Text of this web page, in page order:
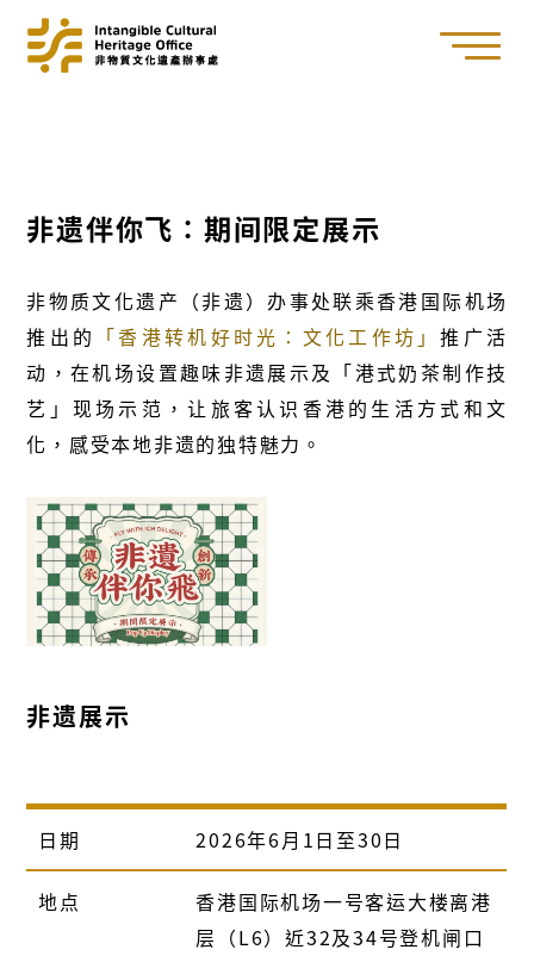
非遗伴你飞∶期间限定展示
非物质文化遗产（非遗）办事处联乘香港国际机场
推出的 「香港转机好时光∶文化工作坊」推广活
动，在机场设置趣味非遗展示及「港式奶茶制作技
艺」现场示范，让旅客认识香港的生活方式和文
化，感受本地非遗的独特魅力。
非遗展示
日期 2026年6月1日至30日
地点
香港国际机场一号客运大楼离港
层（L6）近32及34号登机闸口